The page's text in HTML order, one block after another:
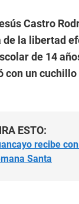
Castro
de la libertad
de 14
con un
ESTO:
recibe
Santa